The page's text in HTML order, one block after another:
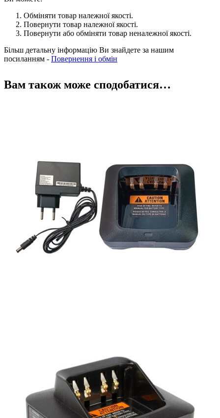
Обміняти товар належної якості.
Повернути товар належної якості.
Повернути або обміняти товар неналежної якості.
Більш детальну інформацію Ви знайдете за нашим
посиланням - Повернення і обмін
Вам також може сподобатися…